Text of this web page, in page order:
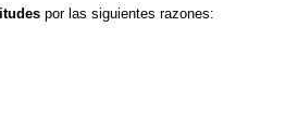
por las siguientes razones: